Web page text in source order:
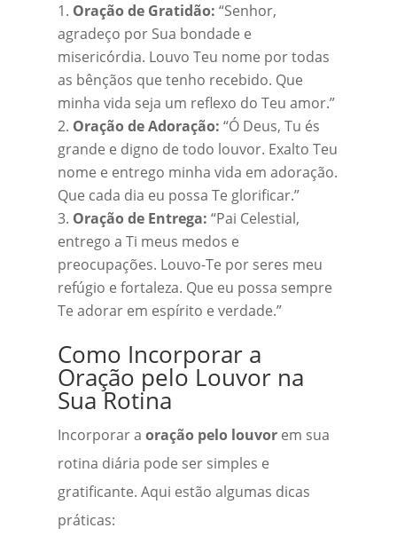
Oração de Gratidão: “Senhor,
agradeço por Sua bondade e
misericórdia. Louvo Teu nome por todas
as bênçãos que tenho recebido. Que
minha vida seja um reflexo do Teu amor.”
Oração de Adoração: “Ó Deus, Tu és
grande e digno de todo louvor. Exalto Teu
nome e entrego minha vida em adoração.
Que cada dia eu possa Te glorificar.”
Oração de Entrega: “Pai Celestial,
entrego a Ti meus medos e
preocupações. Louvo-Te por seres meu
refúgio e fortaleza. Que eu possa sempre
Te adorar em espírito e verdade.”
Como Incorporar a
Oração pelo Louvor na
Sua Rotina
Incorporar a oração pelo louvorem sua
rotina diária pode ser simples e
gratificante. Aqui estão algumas dicas
práticas: